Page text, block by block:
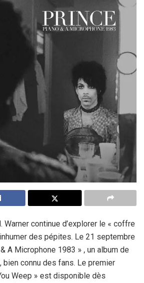
Warner continue d’explorer le « coffre
des pépites. Le 21 septembre
A Microphone 1983 » , un album de
bien connu des fans. Le premier
Weep » est disponible dès